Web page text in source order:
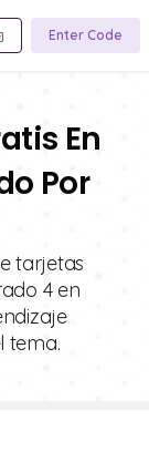
Enter Code
En
Por
tarjetas
4 en
tema.